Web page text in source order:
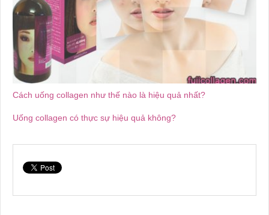
Cách uống collagen như thế nào là hiệu quả nhất?
Uống collagen có thực sự hiệu quả không?